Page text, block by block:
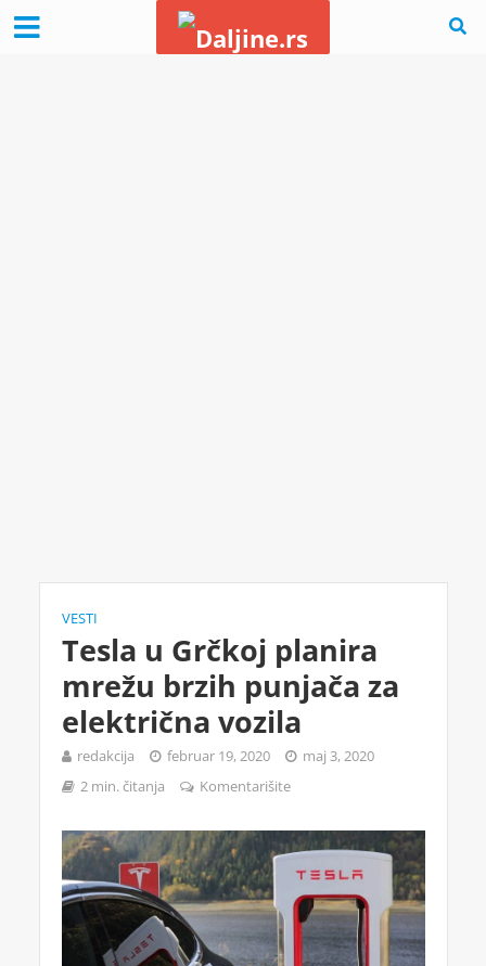
VESTI
Tesla u Grčkoj planira
mrežu brzih punjača za
električna vozila
redakcija februar 19, 2020
maj 3, 2020
2 min. čitanja
Komentarišite